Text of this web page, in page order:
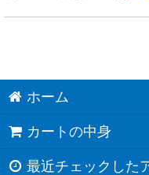
ホーム
カートの中身
最近チェックした